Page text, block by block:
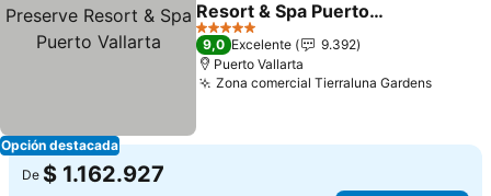
Opción destacada
Resort & Spa Puerto
Vallarta
5 Estrellas
9,0 Excelente
9.392
Puerto Vallarta
Zona comercial Tierraluna Gardens
De $ 1.162.927